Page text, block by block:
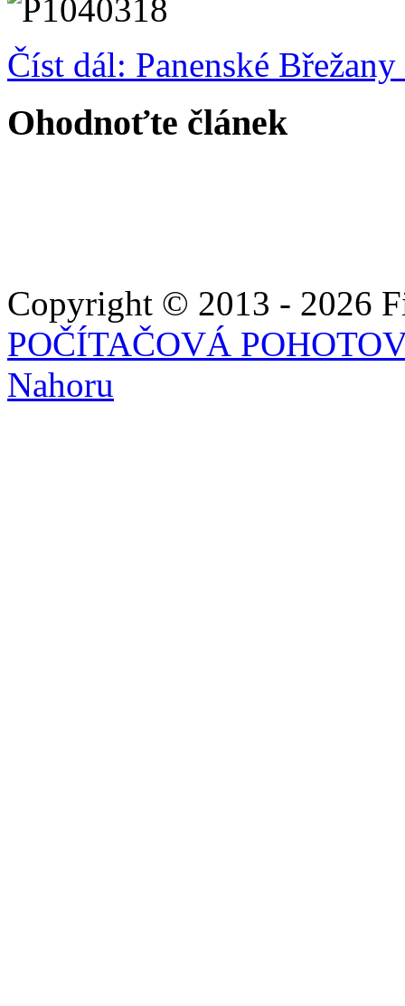
Číst dál: Panenské
Ohodnoťte článek
Copyright © 2013 - 2026
POČÍTAČOVÁ
Nahoru